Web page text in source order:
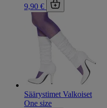
9,90 €
Säärystimet Valkoiset
One size